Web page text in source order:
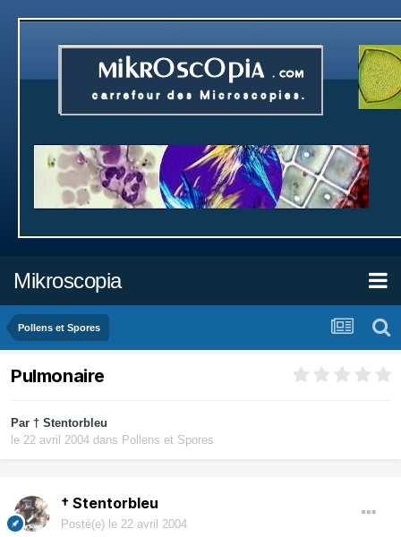
Mikroscopia
Pollens et Spores
Pulmonaire
Par † Stentorbleu
le 22 avril 2004 dans Pollens et Spores
† Stentorbleu
Posté(e) le 22 avril 2004